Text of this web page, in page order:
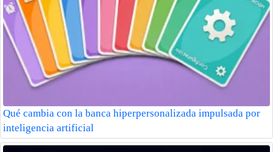
Qué cambia con la banca hiperpersonalizada impulsada por
inteligencia artificial